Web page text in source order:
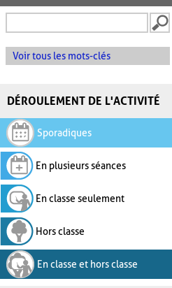
Voir tous les mots-clés
DÉROULEMENT DE L'ACTIVITÉ
Sporadiques
En plusieurs séances
En classe seulement
Hors classe
En classe et hors classe